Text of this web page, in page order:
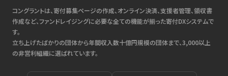
コングラントは、寄付募集ページの作成、オンライン決済、支援者管理、領収書
作成など、ファンドレイジングに必要な全ての機能が揃った寄付DXシステムで
す。
立ち上げたばかりの団体から年間収入数十億円規模の団体まで、3,000以上
の非営利組織に選ばれています。